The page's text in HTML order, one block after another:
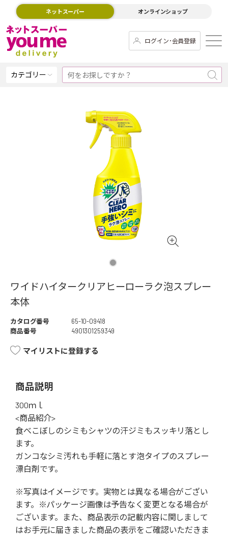
ネットスーパー オンラインショップ
ログイン･会員登録
カテゴリー
ワイドハイタークリアヒーローラク泡スプレー
本体
カタログ番号
65-10-09418
商品番号
4901301259349
マイリストに登録する
商品説明
300ｍｌ
<商品紹介>
食べこぼしのシミもシャツの汗ジミもスッキリ落とし
ます。
ガンコなシミ汚れも手軽に落とす泡タイプのスプレー
漂白剤です。
※写真はイメージです。実物とは異なる場合がござい
ます。※パッケージ画像は予告なく変更となる場合が
ございます。また、商品表示の記載内容に関しまして
はお手元に届きました商品の表示をご確認いただきま